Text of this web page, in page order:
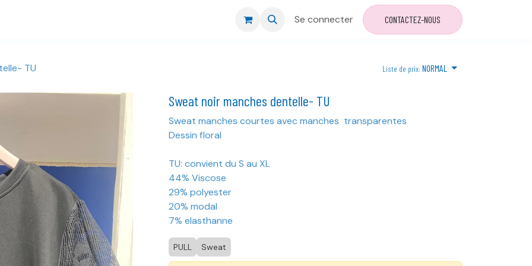
Livraison et retour Se connecter CONTACTEZ-NOUS
TU Liste de prix: NORMAL
Sweat noir manches dentelle- TU
Sweat manches courtes avec manches transparentes
Dessin floral
TU: convient du S au XL
44% Viscose
29% polyester
20% modal
7% elasthanne
PULL Sweat